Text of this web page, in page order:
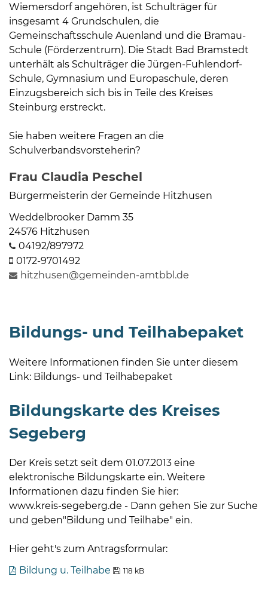
Uhr
Do
08
Uhr
und
14
18
Uhr
Öffnungszeiten
Vereinbarung.
Wiemersdorf angehören, ist Schulträger für
insgesamt 4 Grundschulen, die
Gemeinschaftsschule Auenland und die Bramau-
Schule (Förderzentrum). Die Stadt Bad Bramstedt
unterhält als Schulträger die Jürgen-Fuhlendorf-
Schule, Gymnasium und Europaschule, deren
Einzugsbereich sich bis in Teile des Kreises
Steinburg erstreckt.
Sie haben weitere Fragen an die
Schulverbandsvorsteherin?
Frau Claudia Peschel
Bürgermeisterin der Gemeinde Hitzhusen
Weddelbrooker Damm 35
24576 Hitzhusen
04192/897972
0172-9701492
hitzhusen@gemeinden-amtbbl.de
Bildungs- und Teilhabepaket
Weitere Informationen finden Sie unter diesem
Link: Bildungs- und Teilhabepaket
Bildungskarte des Kreises
Segeberg
Der Kreis setzt seit dem 01.07.2013 eine
elektronische Bildungskarte ein. Weitere
Informationen dazu finden Sie hier:
www.kreis-segeberg.de - Dann gehen Sie zur Suche
und geben"Bildung und Teilhabe" ein.
Hier geht's zum Antragsformular:
Bildung u. Teilhabe
118 kB